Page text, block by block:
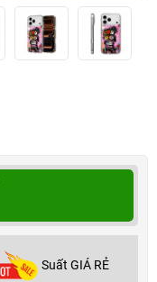
Suất GIÁ RẺ